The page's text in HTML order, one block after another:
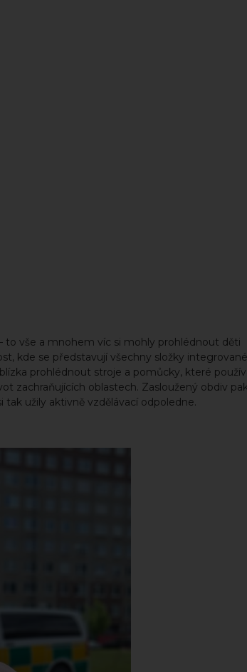
to vše a mnohem víc si mohly prohlédnout děti
kde se představují všechny složky
prohlédnout stroje a pomůcky, které
zachraňujících oblastech. Zasloužený obdiv
tak užily aktivně vzdělávací odpoledne.